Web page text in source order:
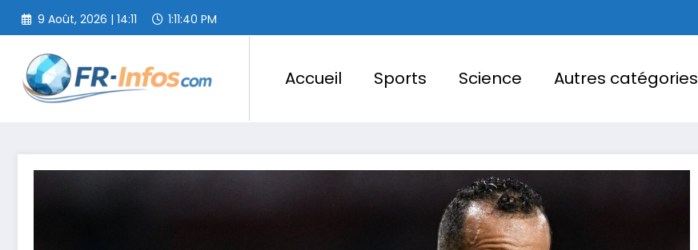
Aller
contenu
9 Août, 2026 | 14:11 1:11:41 PM
Accueil Sports Science Autres catégories